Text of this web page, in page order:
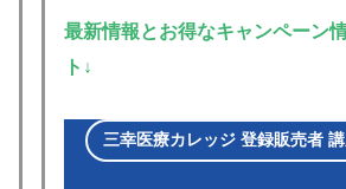
最新情報とお得なキャンペーン
ト↓
三幸医療カレッジ 登録販売者 講